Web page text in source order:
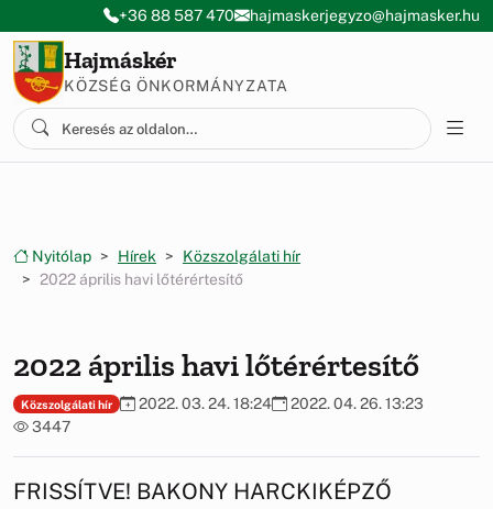
Ugrás a menüre
Ugrás a tartalomra
+36 88 587 470 hajmaskerjegyzo@hajmasker.hu
Hajmáskér
KÖZSÉG ÖNKORMÁNYZATA
Nyitólap Hírek
Közszolgálati hír
2022 április havi lőtérértesítő
2022 április havi lőtérértesítő
Közszolgálati hír 2022. 03. 24. 18:24
2022. 04. 26. 13:23
3447
FRISSÍTVE! BAKONY HARCKIKÉPZŐ